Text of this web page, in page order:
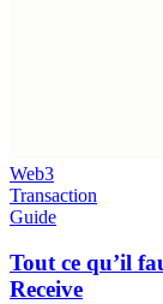
Web3
Transaction
Guide
Tout ce qu’il
Receive